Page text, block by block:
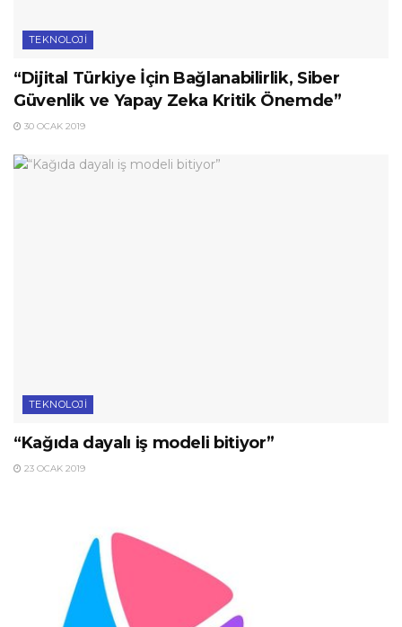
TEKNOLOJI
“Dijital Türkiye İçin Bağlanabilirlik, Siber
Güvenlik ve Yapay Zeka Kritik Önemde”
30 OCAK 2019
TEKNOLOJI
“Kağıda dayalı iş modeli bitiyor”
23 OCAK 2019